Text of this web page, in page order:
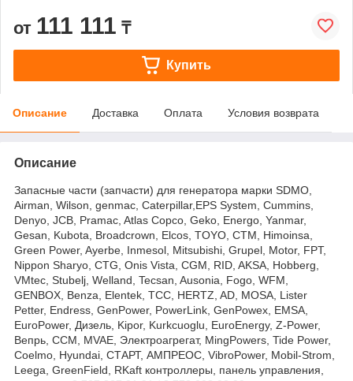
от 111 111 ₸
Купить
Описание Доставка Оплата Условия возврата
Описание
Запасные части (запчасти) для генератора марки SDMO,
Airman, Wilson, genmac, Caterpillar,EPS System, Cummins,
Denyo, JCB, Pramac, Atlas Copco, Geko, Energo, Yanmar,
Gesan, Kubota, Broadcrown, Elcos, TOYO, CTM, Himoinsa,
Green Power, Ayerbe, Inmesol, Mitsubishi, Grupel, Motor, FPT,
Nippon Sharyo, CTG, Onis Vista, CGM, RID, AKSA, Hobberg,
VMtec, Stubelj, Welland, Tecsan, Ausonia, Fogo, WFM,
GENBOX, Benza, Elentek, TCC, HERTZ, AD, MOSA, Lister
Petter, Endress, GenPower, PowerLink, GenPowex, EMSA,
EuroPower, Дизель, Kipor, Kurkcuoglu, EuroEnergy, Z-Power,
Вепрь, CCM, MVAE, Электроагрегат, MingPowers, Tide Power,
Coelmo, Hyundai, СТАРТ, АМПРЕОС, VibroPower, Mobil-Strom,
Leega, GreenField, RKaft контроллеры, панель управления,